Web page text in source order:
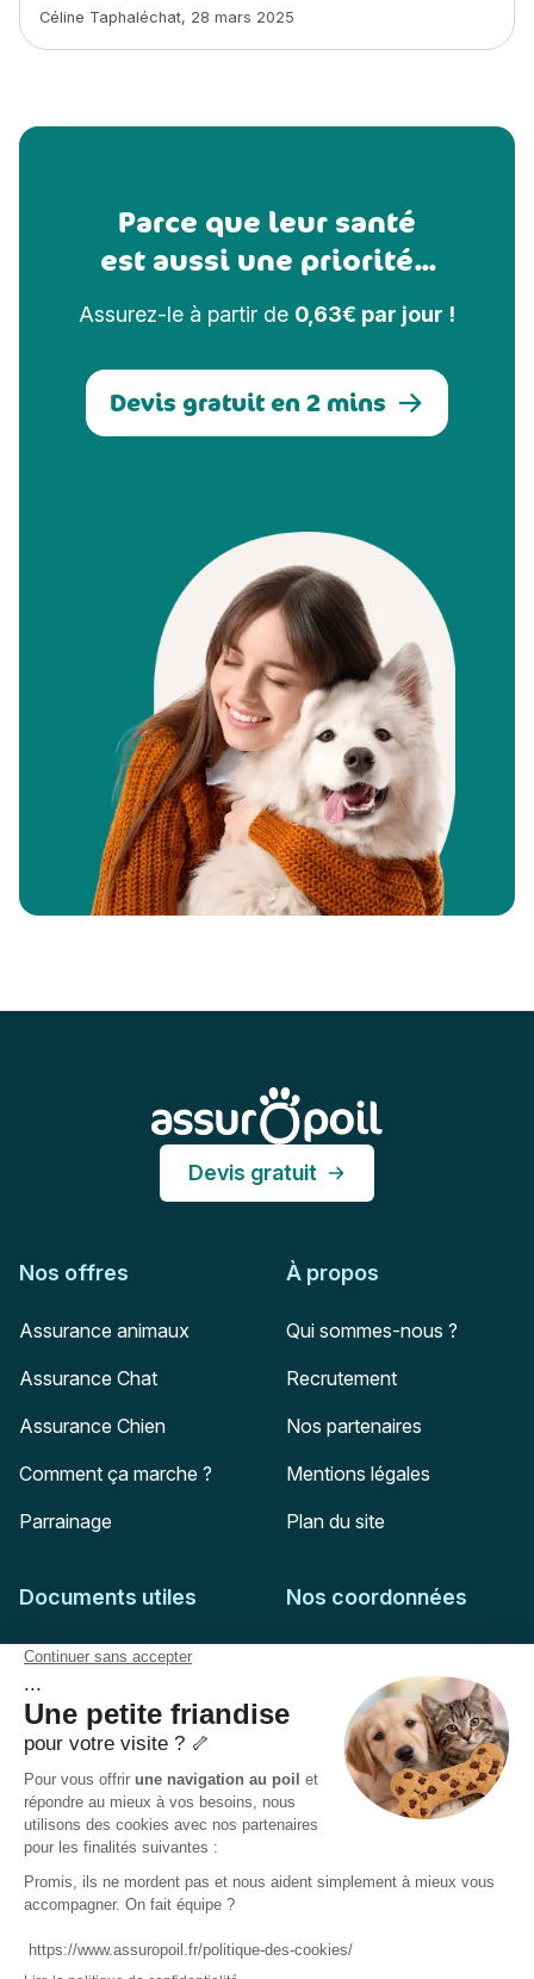
Article rédigé par
Céline Taphaléchat, 28 mars 2025
Parce que leur santé
est aussi une priorité...
Assurez-le à partir de 0,63€ par jour !
Devis gratuit en 2 mins
Devis gratuit
Nos offres
Assurance animaux
Assurance Chat
Assurance Chien
Comment ça marche ?
Parrainage
À propos
Qui sommes-nous ?
Recrutement
Nos partenaires
Mentions légales
Plan du site
Documents utiles
Feuille de soins
Conditions générales
Politique de confidentialité
Politique des Cookies
Accessibilité :
Partiellement conforme
Nos coordonnées
51-55 rue Hoche
94767
Ivry-sur-Seine
Pas encore client ?
Mail :
adhesion@assuropoil.com
Tel :
01 77 94 89 02